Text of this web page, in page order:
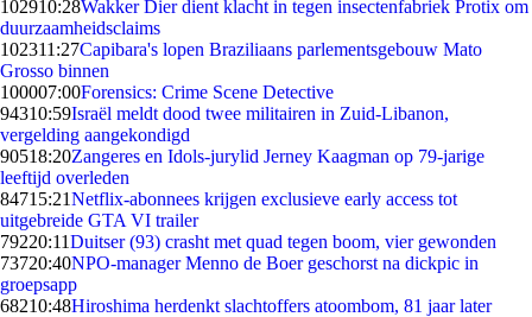
102910:28Wakker Dier dient klacht in tegen insectenfabriek Protix om
duurzaamheidsclaims
102311:27Capibara's lopen Braziliaans parlementsgebouw Mato
Grosso binnen
100007:00Forensics: Crime Scene Detective
94310:59Israël meldt dood twee militairen in Zuid-Libanon,
vergelding aangekondigd
90518:20Zangeres en Idols-jurylid Jerney Kaagman op 79-jarige
leeftijd overleden
84715:21Netflix-abonnees krijgen exclusieve early access tot
uitgebreide GTA VI trailer
79220:11Duitser (93) crasht met quad tegen boom, vier gewonden
73720:40NPO-manager Menno de Boer geschorst na dickpic in
groepsapp
68210:48Hiroshima herdenkt slachtoffers atoombom, 81 jaar later